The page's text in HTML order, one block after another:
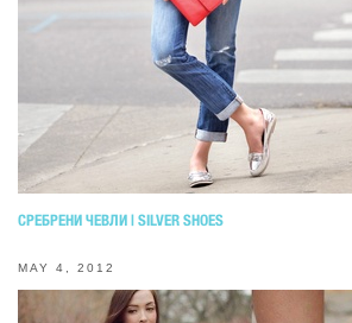
СРЕБРЕНИ ЧЕВЛИ | SILVER SHOES
MAY 4, 2012